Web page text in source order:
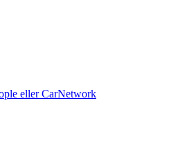
eller CarNetwork